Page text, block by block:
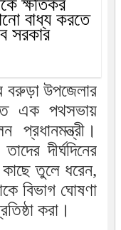
ক্ষতিকর
বাধ্য করতে
সরকার
বরুড়া উপজেলার
এক পথসভায়
দীর্ঘদিনের
কাছে তুলে ধরেন,
বিভাগ ঘোষণা
করা।